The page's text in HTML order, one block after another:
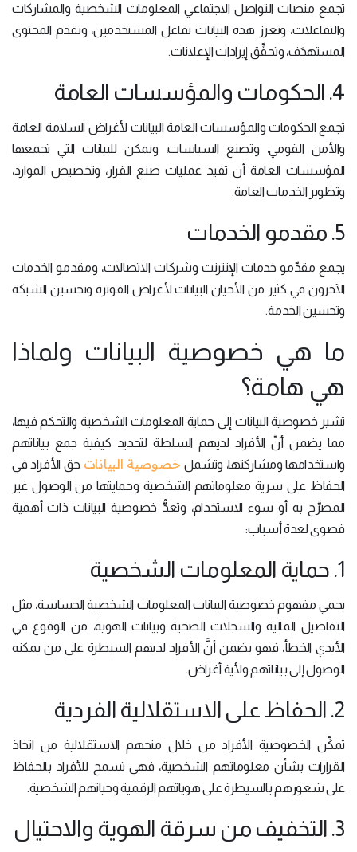
تجمع منصات التواصل الاجتماعي المعلومات الشخصية والمشاركات
والتفاعلات، وتعزز هذه البيانات تفاعل المستخدمين، وتقدم المحتوى
المستهدَف، وتحقِّق إيرادات الإعلانات.
4. الحكومات والمؤسسات العامة
تجمع الحكومات والمؤسسات العامة البيانات لأغراض السلامة العامة
والأمن القومي، وتصنع السياسات، ويمكن للبيانات التي تجمعها
المؤسسات العامة أن تفيد عمليات صنع القرار، وتخصيص الموارد،
وتطوير الخدمات العامة.
5. مقدمو الخدمات
يجمع مقدِّمو خدمات الإنترنت وشركات الاتصالات، ومقدمو الخدمات
الآخرون في كثير من الأحيان البيانات لأغراض الفوترة وتحسين الشبكة
وتحسين الخدمة.
ما هي خصوصية البيانات ولماذا
هي هامة؟
تشير خصوصية البيانات إلى حماية المعلومات الشخصية والتحكم فيها،
مما يضمن أنَّ الأفراد لديهم السلطة لتحديد كيفية جمع بياناتهم
واستخدامها ومشاركتها، وتشمل خصوصية البيانات حق الأفراد في
الحفاظ على سرية معلوماتهم الشخصية وحمايتها من الوصول غير
المصرَّح به أو سوء الاستخدام، وتعدُّ خصوصية البيانات ذات أهمية
قصوى لعدة أسباب:
1. حماية المعلومات الشخصية
يحمي مفهوم خصوصية البيانات المعلومات الشخصية الحساسة، مثل
التفاصيل المالية والسجلات الصحية وبيانات الهوية، من الوقوع في
الأيدي الخطأ، فهو يضمن أنَّ الأفراد لديهم السيطرة على من يمكنه
الوصول إلى بياناتهم ولأية أغراض.
2. الحفاظ على الاستقلالية الفردية
تمكِّن الخصوصية الأفراد من خلال منحهم الاستقلالية من اتخاذ
القرارات بشأن معلوماتهم الشخصية، فهي تسمح للأفراد بالحفاظ
على شعورهم بالسيطرة على هوياتهم الرقمية وحياتهم الشخصية.
3. التخفيف من سرقة الهوية والاحتيال